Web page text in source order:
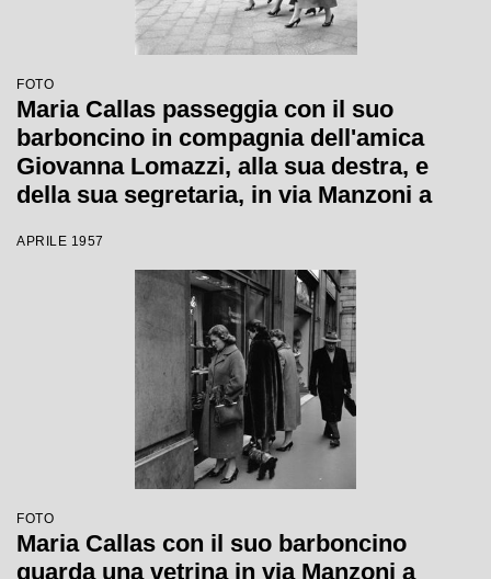
FOTO
Maria Callas passeggia con il suo
barboncino in compagnia dell'amica
Giovanna Lomazzi, alla sua destra, e
della sua segretaria, in via Manzoni a
APRILE 1957
FOTO
Maria Callas con il suo barboncino
guarda una vetrina in via Manzoni a